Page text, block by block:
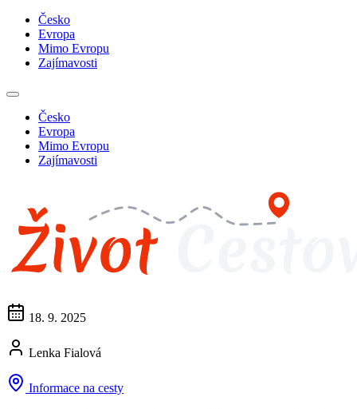
Česko
Evropa
Mimo Evropu
Zajímavosti
Česko
Evropa
Mimo Evropu
Zajímavosti
18. 9. 2025
Lenka Fialová
Informace na cesty